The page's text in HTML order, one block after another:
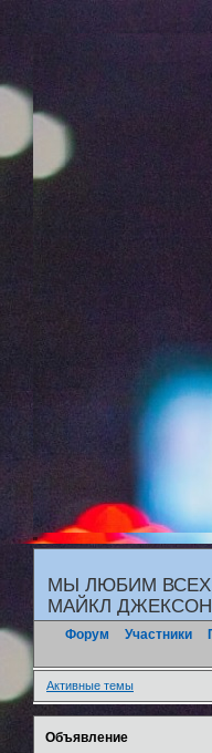
"
МЫ ЛЮБИМ
МАЙКЛ ДЖЕКСОН
Форум Участники
Активные темы
Объявление